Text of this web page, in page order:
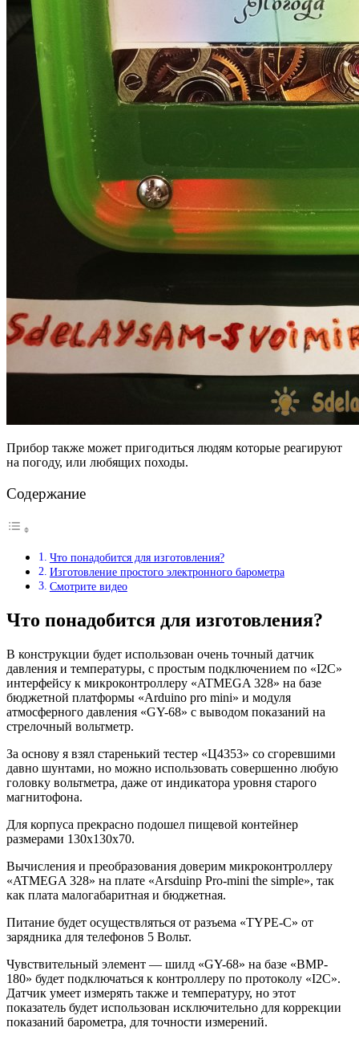
Прибор также может пригодиться людям которые реагируют
на погоду, или любящих походы.
Содержание
Что понадобится для изготовления?
Изготовление простого электронного барометра
Смотрите видео
Что понадобится для изготовления?
В конструкции будет использован очень точный датчик
давления и температуры, с простым подключением по «I2C»
интерфейсу к микроконтроллеру «ATMEGA 328» на базе
бюджетной платформы «Arduino pro mini» и модуля
атмосферного давления «GY-68» c выводом показаний на
стрелочный вольтметр.
За основу я взял старенький тестер «Ц4353» со сгоревшими
давно шунтами, но можно использовать совершенно любую
головку вольтметра, даже от индикатора уровня старого
магнитофона.
Для корпуса прекрасно подошел пищевой контейнер
размерами 130х130х70.
Вычисления и преобразования доверим микроконтроллеру
«ATMEGA 328» на плате «Arsduinp Pro-mini the simple», так
как плата малогабаритная и бюджетная.
Питание будет осуществляться от разъема «TYPE-C» от
зарядника для телефонов 5 Вольт.
Чувствительный элемент — шилд «GY-68» на базе «BMP-
180» будет подключаться к контроллеру по протоколу «I2C».
Датчик умеет измерять также и температуру, но этот
показатель будет использован исключительно для коррекции
показаний барометра, для точности измерений.